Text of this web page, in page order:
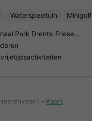
Waterspeeltuin Minigolf
Park Drents-Friese…
Kaart